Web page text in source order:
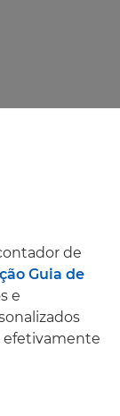
de
Guia de
e
efetivamente